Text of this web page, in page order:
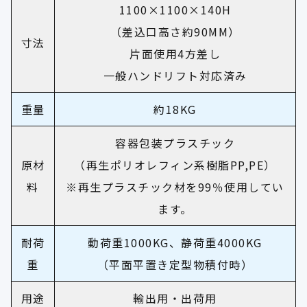
寸法
1100×1100×140H
（差込口高さ約90MM）
片面使用4方差し
一般ハンドリフト対応済み
重量 約18KG
原材
料
容器包装プラスチック
（再生ポリオレフィン系樹脂PP,PE）
※再生プラスチック材を99％使用してい
ます。
耐荷
重
動荷重1000KG、静荷重4000KG
（平面平置き定型物積付時）
用途 輸出用・出荷用